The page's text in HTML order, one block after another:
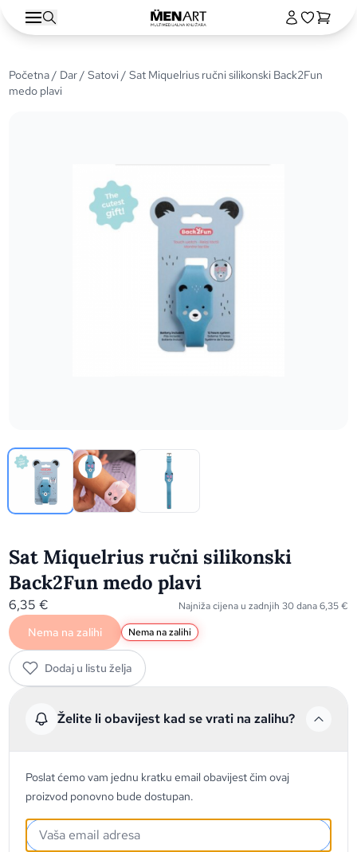
Početna/ Dar/Satovi/ Sat Miquelrius ručni silikonski Back2Fun
medo plavi
Sat Miquelrius ručni silikonski
Back2Fun medo plavi
6,35€ Najniža cijena u zadnjih 30 dana6,35€
Nema na zalihi Nema na zalihi
Dodaj u listu želja
Želite li obavijest kad se vrati na zalihu?
Poslat ćemo vam jednu kratku email obavijest čim ovaj
proizvod ponovno bude dostupan.